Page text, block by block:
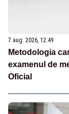
7 aug. 2026, 12:49
Metodologia
examenul de
Oficial